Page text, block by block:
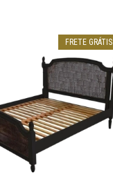
FRETE GRÁTIS